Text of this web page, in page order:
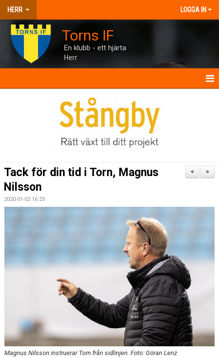
HERR LOGGA IN
Torns IF
En klubb - ett hjärta
Herr
TRUPPEN
BILDGALLERI
>
<
Tack för din tid i Torn, Magnus
Nilsson
2020-01-02 16:25
Magnus Nilsson instruerar Torn från sidlinjen. Foto: Göran Lenz